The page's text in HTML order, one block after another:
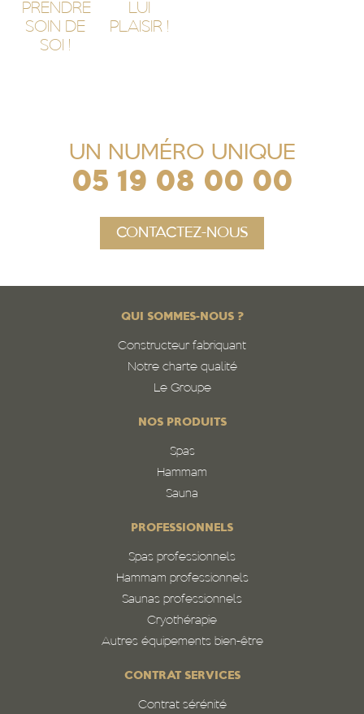
PRENDRE
SOIN DE
SOI !
LUI
PLAISIR !
UN NUMÉRO UNIQUE
05 19 08 00 00
CONTACTEZ-NOUS
QUI SOMMES-NOUS ?
Constructeur fabriquant
Notre charte qualité
Le Groupe
NOS PRODUITS
Spas
Hammam
Sauna
PROFESSIONNELS
Spas professionnels
Hammam professionnels
Saunas professionnels
Cryothérapie
Autres équipements bien-être
CONTRAT SERVICES
Contrat sérénité